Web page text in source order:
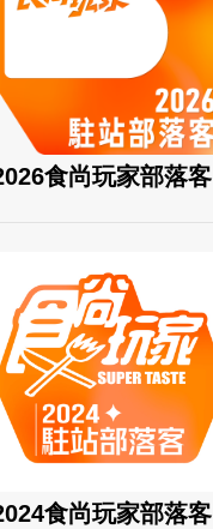
食尚玩家部落客
食尚玩家部落客